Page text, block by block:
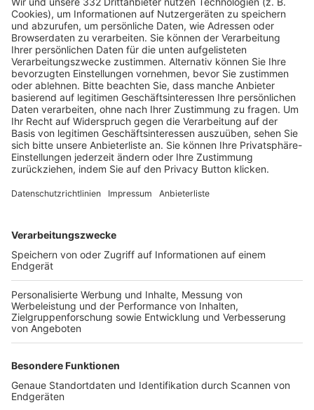
HÄUFIG BESUCHTE SEITEN
Pässe und Vereinswechsel
Trainerausbildung
Schulungsangebot Vereinsmitarbeiter
BFV-Geschäftsstellen
Trainerbörse
Login SpielPlus
FOLGE DEM BFV
TOP-VEREINE
TOP-PARTNER